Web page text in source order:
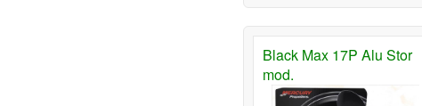
Black Max 17P Alu Stor
mod.